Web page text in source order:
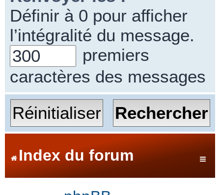
Définir à 0 pour afficher
l’intégralité du message.
premiers
caractères des messages
Index du forum